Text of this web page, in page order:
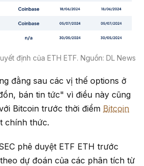
định của ETH ETF. Nguồn: DL News
đằng sau các vị thế options ở
bán tin tức" vì điều này cũng
Bitcoin trước thời điểm Bitcoin
chính thức.
phê duyệt ETF ETH trước
dự đoán của các phân tích từ